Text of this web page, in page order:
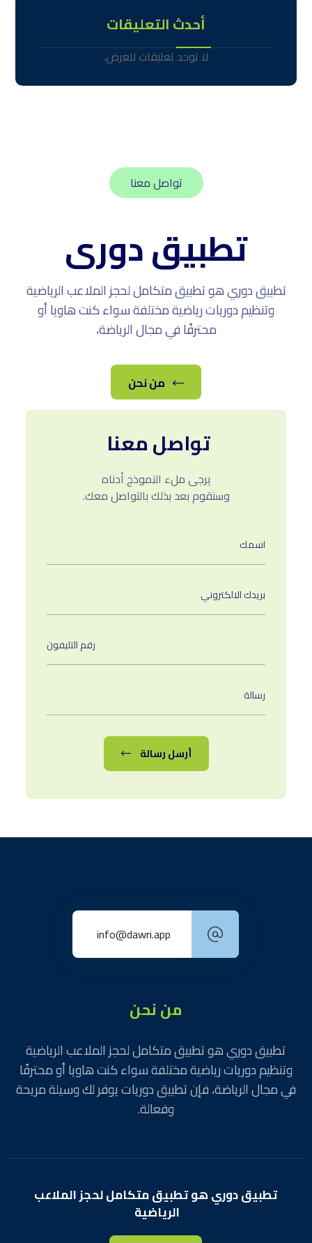
أحدث التعليقات
لا توجد تعليقات للعرض.
تواصل معنا
تطبيق دورى
تطبيق دوري هو تطبيق متكامل لحجز الملاعب الرياضية
وتنظيم دوريات رياضية مختلفة سواء كنت هاويا أو
محترفًا في مجال الرياضة،
من نحن
تواصل معنا
يرجى ملء النموذج أدناه
وسنقوم بعد بذلك بالتواصل معك.
أرسل رسالة
info@dawri.app
من نحن
تطبيق دوري هو تطبيق متكامل لحجز الملاعب الرياضية
وتنظيم دوريات رياضية مختلفة سواء كنت هاويا أو محترفًا
في مجال الرياضة، فإن تطبيق دوريات يوفر لك وسيلة مريحة
وفعالة.
تطبيق دوري هو تطبيق متكامل لحجز الملاعب
الرياضية